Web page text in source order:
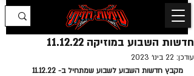
חדשות השבוע במוזיקה 11.12.22
עודכן: 22 בינו׳ 2023
מקבץ חדשות השבוע לשבוע שמתחיל ב- 11.12.22